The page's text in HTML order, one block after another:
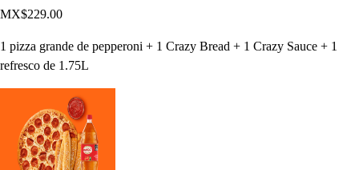
MX$229.00
1 pizza grande de pepperoni + 1 Crazy Bread + 1 Crazy Sauce + 1
refresco de 1.75L